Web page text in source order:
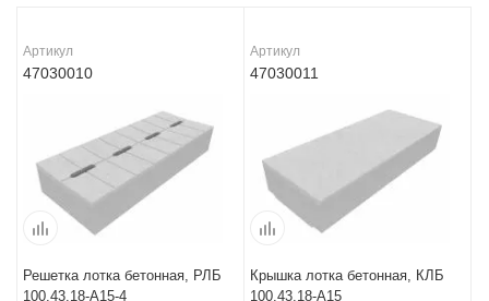
Артикул
47030010
Решетка лотка бетонная, РЛБ
100.43.18-A15-4
Артикул
47030011
Крышка лотка бетонная, КЛБ
100.43.18-A15